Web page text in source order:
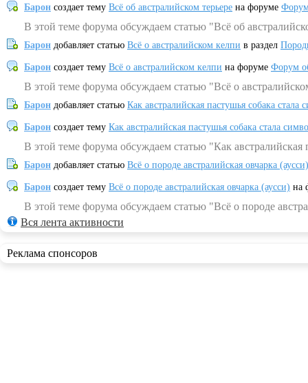
Барон создает тему Всё об австралийском терьере на форуме
В этой теме форума обсуждаем статью "Всё об
Барон добавляет статью Всё о австралийском келпи в раздел
Барон создает тему Всё о австралийском келпи на форуме Форум
В этой теме форума обсуждаем статью "Всё о
Барон добавляет статью Как австралийская пастушья собака
Барон создает тему Как австралийская пастушья собака стала
В этой теме форума обсуждаем статью "Как
Барон добавляет статью Всё о породе австралийская овчарка (аусси)
Барон создает тему Всё о породе австралийская овчарка (аусси) на
В этой теме форума обсуждаем статью "Всё о породе
Вся лента активности
Реклама спонсоров